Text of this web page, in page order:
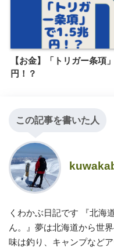
【お金】「トリガー条項
円！？
この記事を書いた人
くわかぶ日記です 『北海
ん。』夢は北海道から世
味は釣り、キャンプなど